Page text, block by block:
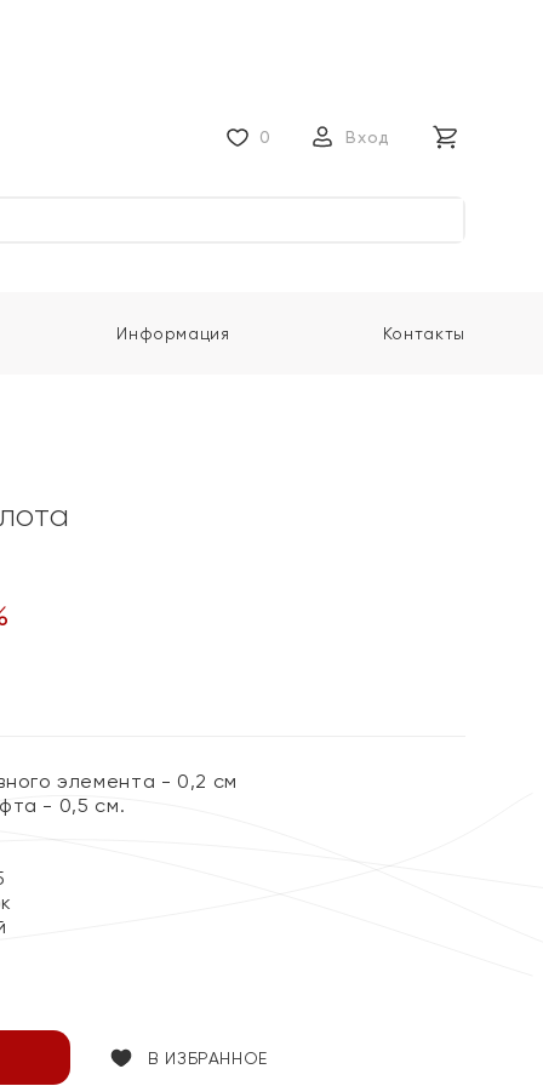
0 Вход
Информация Контакты
элемента - 0,2 см
- 0,5 см.
В ИЗБРАННОЕ